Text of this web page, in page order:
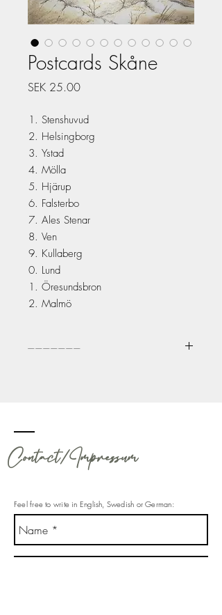
Postcards Skåne
SEK 25.00Price
Stenshuvud
Helsingborg
Ystad
Mölla
Hjärup
Falsterbo
Ales Stenar
Ven
Kullaberg
Lund
Öresundsbron
Malmö
_______
Contact/Impressum
Feel free to write in English, Swedish or German: